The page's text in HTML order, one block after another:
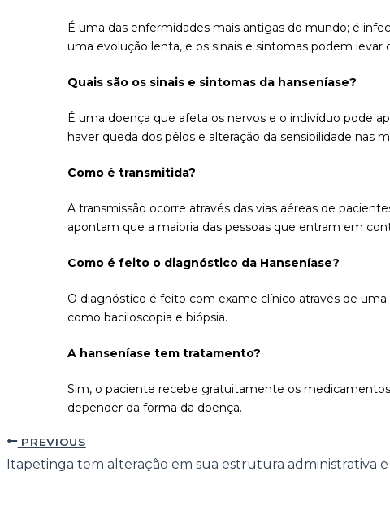
É uma das enfermidades mais antigas do mundo; é
uma evolução lenta, e os sinais e sintomas podem levar
Quais são os sinais e sintomas da hanseníase?
É uma doença que afeta os nervos e o indivíduo pode
haver queda dos pêlos e alteração da sensibilidade nas
Como é transmitida?
A transmissão ocorre através das vias aéreas de
apontam que a maioria das pessoas que entram em
Como é feito o diagnóstico da Hanseníase?
O diagnóstico é feito com exame clínico através de
como baciloscopia e biópsia.
A hanseníase tem tratamento?
Sim, o paciente recebe gratuitamente os
depender da forma da doença.
PREVIOUS
Itapetinga tem alteração em sua estrutura administrativa e